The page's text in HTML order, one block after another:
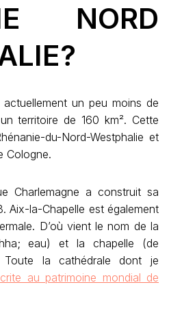
NORD
un peu moins de
territoire de 160 km². Cette
du-Nord-Westphalie et
Cologne.
Charlemagne a construit sa
Aix-la-Chapelle est également
D’où vient le nom de la
eau) et la chapelle (de
Toute la cathédrale dont je
au patrimoine mondial de